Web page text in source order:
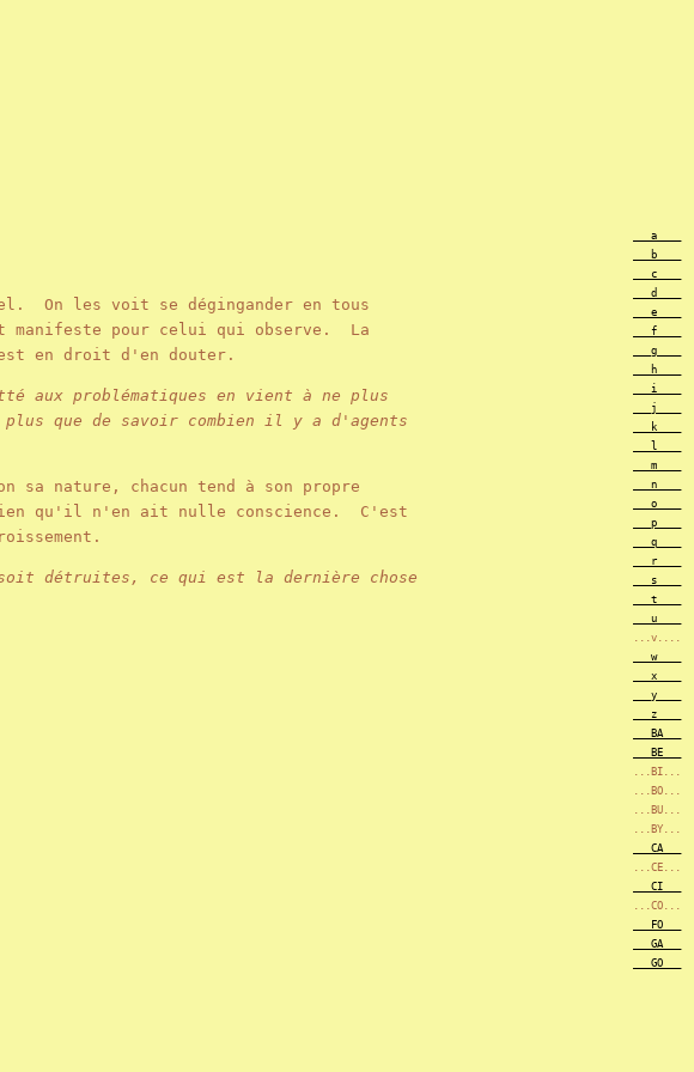
On les voit se dégingander en tous
pour celui qui observe. La
est en droit d'en douter.
problématiques en vient à ne plus
que de savoir combien il y a d'agents
sa nature, chacun tend à son propre
qu'il n'en ait nulle conscience. C'est
détruites, ce qui est la dernière chose
___a____
___b____
___c____
___d____
___e____
___f____
___g____
___h____
___i____
___j____
___k____
___m____
___n____
___o____
___p____
___q____
___r____
___s____
___t____
___u____
...v....
___w____
___x____
___y____
___z____
___BA___
___BE___
...BI...
...BO...
...BU...
...BY...
___CA___
...CE...
___CI___
...CO...
___FO___
___GA___
___GO___